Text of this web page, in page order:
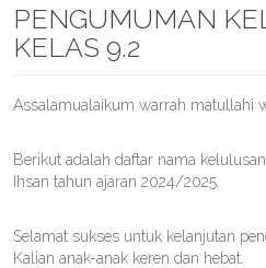
PENGUMUMAN
KELAS 9.2
Assalamualaikum warrah matullahi
Berikut adalah daftar nama
Ihsan tahun ajaran 2024/2025.
Selamat sukses untuk kelanjutan
Kalian anak-anak keren dan hebat.